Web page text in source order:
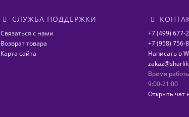
СЛУЖБА ПОДДЕРЖКИ
Связаться с нами
Возврат товара
Карта сайта
+7 (499) 677-
+7 (958) 756-
Написать в
Время
9:00-21:00
Открыть чат